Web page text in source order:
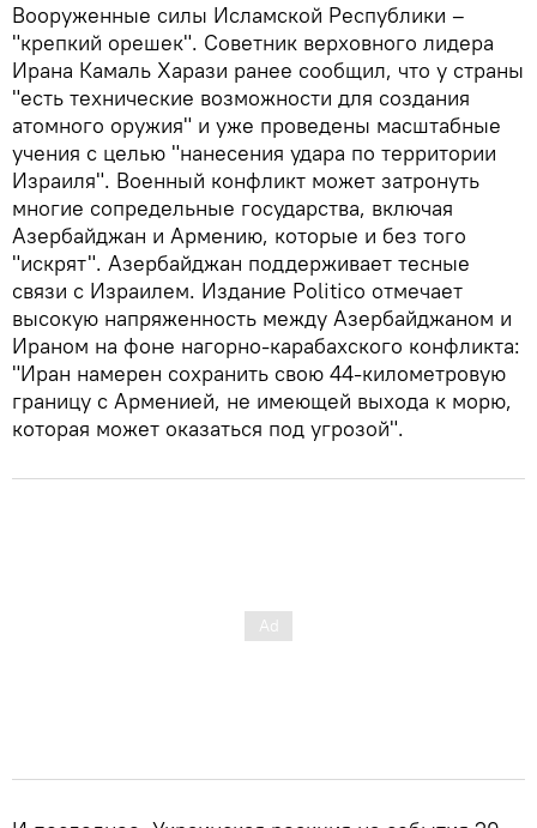
Вооруженные силы Исламской Республики –
"крепкий орешек". Советник верховного лидера
Ирана Камаль Харази ранее сообщил, что у страны
"есть технические возможности для создания
атомного оружия" и уже проведены масштабные
учения с целью "нанесения удара по территории
Израиля". Военный конфликт может затронуть
многие сопредельные государства, включая
Азербайджан и Армению, которые и без того
"искрят". Азербайджан поддерживает тесные
связи с Израилем. Издание Politico отмечает
высокую напряженность между Азербайджаном и
Ираном на фоне нагорно-карабахского конфликта:
"Иран намерен сохранить свою 44-километровую
границу с Арменией, не имеющей выхода к морю,
которая может оказаться под угрозой".